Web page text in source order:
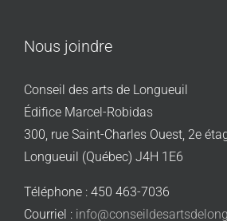
Nous joindre
Conseil des arts de Longueuil
Édifice Marcel-Robidas
300, rue Saint-Charles Ouest, 2e
Longueuil (Québec) J4H 1E6
Téléphone : 450 463-7036
Courriel :